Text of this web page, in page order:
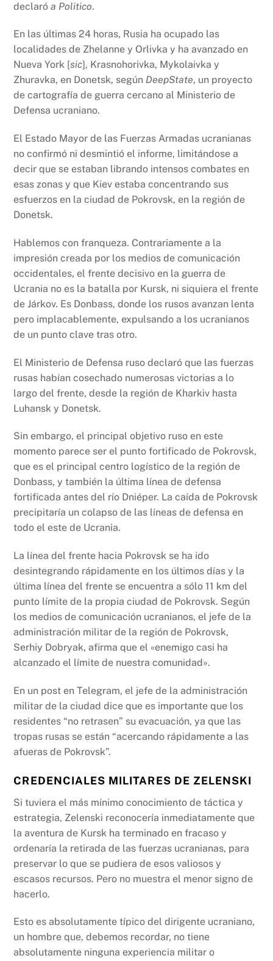
declaróa Politico.
En las últimas 24 horas, Rusia ha ocupado las
localidades de Zhelanne y Orlivka y ha avanzado en
Nueva York [sic], Krasnohorivka, Mykolaivka y
Zhuravka, en Donetsk, según DeepState, un proyecto
de cartografía de guerra cercano al Ministerio de
Defensa ucraniano.
El Estado Mayor de las Fuerzas Armadas ucranianas
no confirmó ni desmintió el informe, limitándose a
decir que se estaban librando intensos combates en
esas zonas y que Kiev estaba concentrando sus
esfuerzos en la ciudad de Pokrovsk, en la región de
Donetsk.
Hablemos con franqueza. Contrariamente a la
impresión creada por los medios de comunicación
occidentales, el frente decisivo en la guerra de
Ucrania no es la batalla por Kursk, ni siquiera el frente
de Járkov. Es Donbass, donde los rusos avanzan lenta
pero implacablemente, expulsando a los ucranianos
de un punto clave tras otro.
El Ministerio de Defensa ruso declaró que las fuerzas
rusas habían cosechado numerosas victorias a lo
largo del frente, desde la región de Kharkiv hasta
Luhansk y Donetsk.
Sin embargo, el principal objetivo ruso en este
momento parece ser el punto fortificado de Pokrovsk,
que es el principal centro logístico de la región de
Donbass, y también la última línea de defensa
fortificada antes del río Dniéper. La caída de Pokrovsk
precipitaría un colapso de las líneas de defensa en
todo el este de Ucrania.
La línea del frente hacia Pokrovsk se ha ido
desintegrando rápidamente en los últimos días y la
última línea del frente se encuentra a sólo 11 km del
punto límite de la propia ciudad de Pokrovsk. Según
los medios de comunicación ucranianos, el jefe de la
administración militar de la región de Pokrovsk,
Serhiy Dobryak, afirma que el «enemigo casi ha
alcanzado el límite de nuestra comunidad».
En un post en Telegram, el jefe de la administración
militar de la ciudad dice que es importante que los
residentes “no retrasen” su evacuación, ya que las
tropas rusas se están “acercando rápidamente a las
afueras de Pokrovsk”.
CREDENCIALES MILITARES DE ZELENSKI
Si tuviera el más mínimo conocimiento de táctica y
estrategia, Zelenski reconocería inmediatamente que
la aventura de Kursk ha terminado en fracaso y
ordenaría la retirada de las fuerzas ucranianas, para
preservar lo que se pudiera de esos valiosos y
escasos recursos. Pero no muestra el menor signo de
hacerlo.
Esto es absolutamente típico del dirigente ucraniano,
un hombre que, debemos recordar, no tiene
absolutamente ninguna experiencia militar o